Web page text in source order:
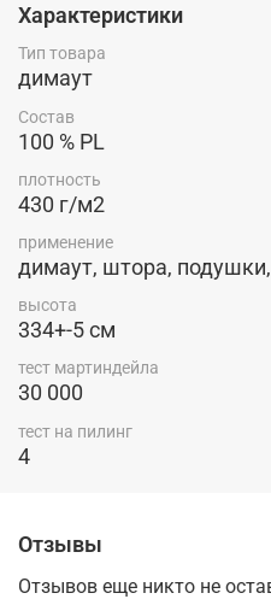
Характеристики
Тип товара
димаут
Состав
100 % PL
плотность
430 г/м2
применение
димаут, штора,
высота
334+-5 см
тест мартиндейла
30 000
тест на пилинг
4
Отзывы
Отзывов еще никто не